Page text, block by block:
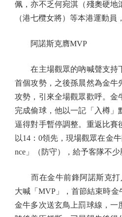
佩，亦不乏何宛淇（殘奧硬地
（港七欖女將）等本港運動員
阿諾斯克膺MVP
在主場觀眾的吶喊聲支持
首個攻勢，之後孫晨然為金牛
攻勢，引來全場觀眾歡呼。金
完成偷球，他以一記「入樽」
逼得對手暫停調整。重返比賽
以14：0領先，現場觀眾在金
nce」（防守），給予客隊不少
而在金牛前鋒阿諾斯克打
大喊「MVP」，首節結束時金
金牛多次送玄鳥上罰球線，一